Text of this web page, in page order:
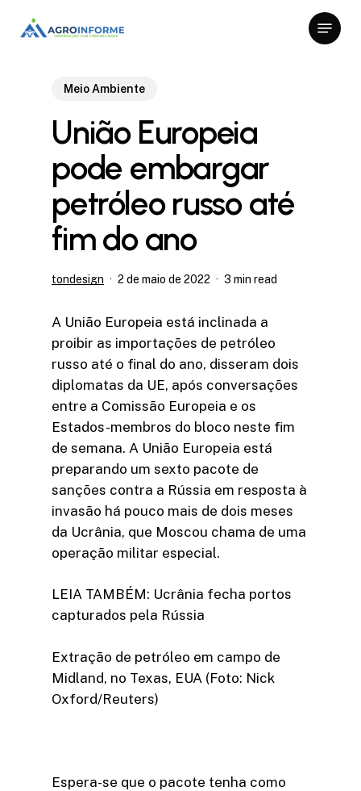
Menu
Meio Ambiente
União Europeia
pode embargar
petróleo russo até
fim do ano
tondesign 2 de maio de 2022 3 min read
A União Europeia está inclinada a
proibir as importações de petróleo
russo até o final do ano, disseram dois
diplomatas da UE, após conversações
entre a Comissão Europeia e os
Estados-membros do bloco neste fim
de semana. A União Europeia está
preparando um sexto pacote de
sanções contra a Rússia em resposta à
invasão há pouco mais de dois meses
da Ucrânia, que Moscou chama de uma
operação militar especial.
LEIA TAMBÉM: Ucrânia fecha portos
capturados pela Rússia
Extração de petróleo em campo de
Midland, no Texas, EUA (Foto: Nick
Oxford/Reuters)
Espera-se que o pacote tenha como